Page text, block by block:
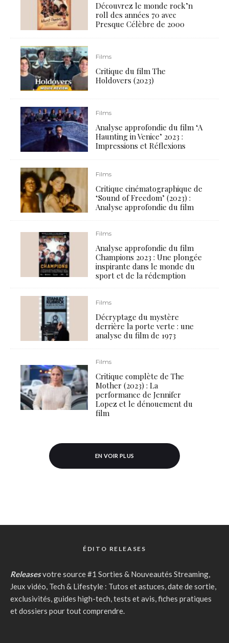
Découvrez le monde rock’n
roll des années 70 avec
Presque Célèbre de 2000
Films
Critique du film The
Holdovers (2023)
Films
Analyse approfondie du film ‘A
Haunting in Venice’ 2023 :
Impressions et Réflexions
Films
Critique cinématographique de
‘Sound of Freedom’ (2023) :
Analyse approfondie du film
Films
Analyse approfondie du film
Champions 2023 : Une plongée
inspirante dans le monde du
sport et de la rédemption
Films
Décryptage du mystère
derrière la porte verte : une
analyse du film de 1973
Films
Critique complète de The
Mother (2023) : La
performance de Jennifer
Lopez et le dénouement du
film
EN VOIR PLUS
ÉDITO RELEASES
Releasesvotre source #1 Sorties & Nouveautés Streaming,
Jeux vidéo, Tech & Lifestyle : Tutos et astuces, date de sortie,
exclusivités, guides high-tech, tests et avis, fiches pratiques
et dossiers pour tout comprendre.